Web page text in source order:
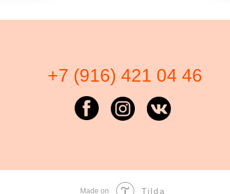
+7 (916) 421 04 46
Made on Tilda